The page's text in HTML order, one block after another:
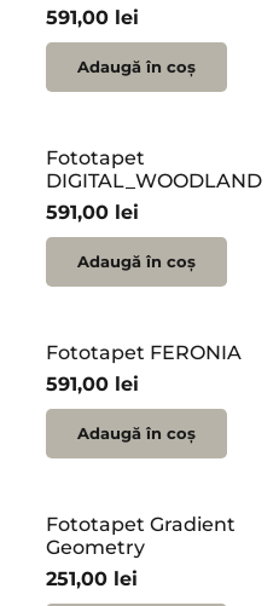
591,00 lei
Adaugă în coș
Fototapet
DIGITAL_WOODLAND
591,00 lei
Adaugă în coș
Fototapet FERONIA
591,00 lei
Adaugă în coș
Fototapet Gradient
Geometry
251,00 lei